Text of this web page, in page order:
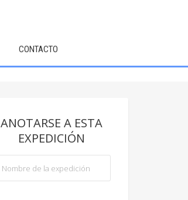
CONTACTO
ANOTARSE A ESTA
EXPEDICIÓN